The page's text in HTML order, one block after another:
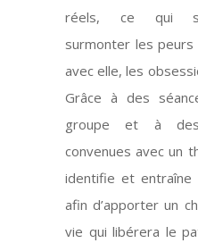
réels, ce qui
surmonter les
avec elle, les
Grâce à des
groupe et à
convenues avec un
identifie et entraîne
afin d’apporter un
vie qui libérera le